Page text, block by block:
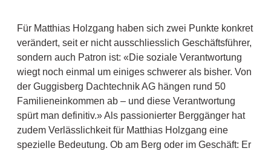
Für Matthias Holzgang haben sich zwei Punkte konkret
verändert, seit er nicht ausschliesslich Geschäftsführer,
sondern auch Patron ist: «Die soziale Verantwortung
wiegt noch einmal um einiges schwerer als bisher. Von
der Guggisberg Dachtechnik AG hängen rund 50
Familieneinkommen ab – und diese Verantwortung
spürt man definitiv.» Als passionierter Berggänger hat
zudem Verlässlichkeit für Matthias Holzgang eine
spezielle Bedeutung. Ob am Berg oder im Geschäft: Er